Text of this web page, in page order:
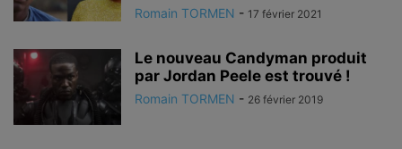
Romain TORMEN - 17 février 2021
Le nouveau Candyman produit
par Jordan Peele est trouvé !
Romain TORMEN - 26 février 2019